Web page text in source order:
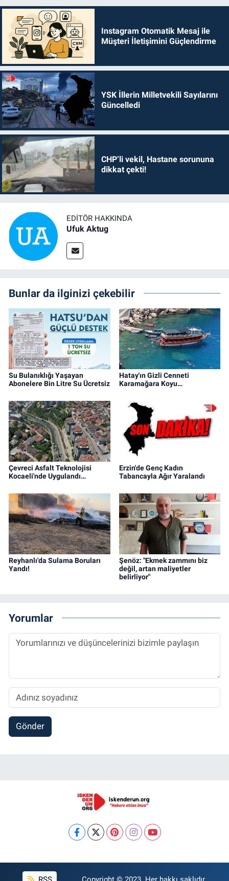
Instagram Otomatik Mesaj ile
Müşteri İletişimini Güçlendirme
YSK İllerin Milletvekili Sayılarını
Güncelledi
CHP’li vekil, Hastane sorununa
dikkat çekti!
EDITÖR HAKKINDA
Ufuk Aktug
Bunlar da ilginizi çekebilir
Su Bulanıklığı Yaşayan
Abonelere Bin Litre Su Ücretsiz
Hatay'ın Gizli Cenneti
Karamağara Koyu…
Çevreci Asfalt Teknolojisi
Kocaeli'nde Uygulandı…
Erzin'de Genç Kadın
Tabancayla Ağır Yaralandı
Reyhanlı'da Sulama Boruları
Yandı!
Şenöz: "Ekmek zammını biz
değil, artan maliyetler
belirliyor"
Yorumlar
Gönder